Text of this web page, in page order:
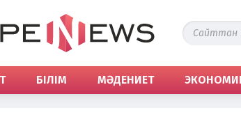
БІЛІМ МӘДЕНИЕТ